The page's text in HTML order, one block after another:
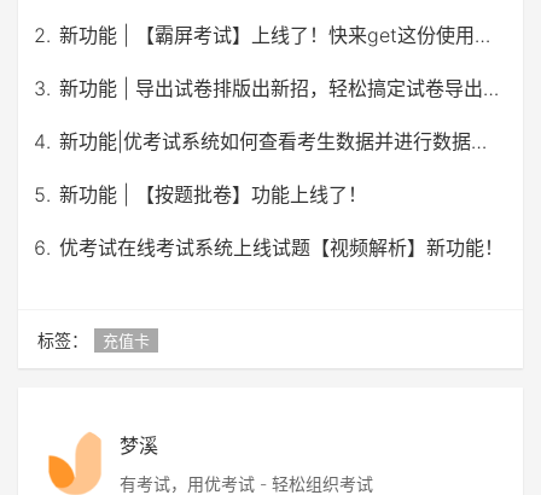
新功能 | 【霸屏考试】上线了！快来get这份使用攻略。
新功能 | 导出试卷排版出新招，轻松搞定试卷导出打印排版难题！
新功能|优考试系统如何查看考生数据并进行数据对比?
新功能 | 【按题批卷】功能上线了！
优考试在线考试系统上线试题【视频解析】新功能！
标签： 充值卡
梦溪
有考试，用优考试 - 轻松组织考试